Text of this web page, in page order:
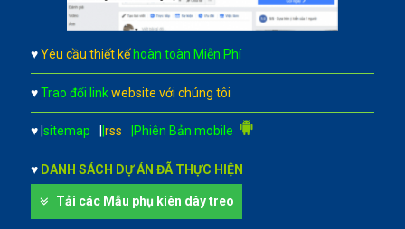
♥ Yêu cầu thiết kế hoàn toàn Miễn Phí
♥ Trao đổi link website với chúng tôi
♥ |sitemap |rss |Phiên Bản mobile
♥ DANH SÁCH DỰ ÁN ĐÃ THỰC HIỆN
Tải các Mẫu phụ kiên dây treo